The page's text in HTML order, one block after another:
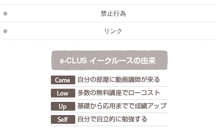
禁止行為
リンク